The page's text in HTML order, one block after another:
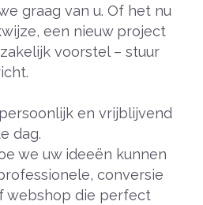
graag van u. Of het nu
een nieuw project
voorstel – stuur
en vrijblijvend
dag.
we uw ideeën kunnen
conversie
webshop die perfect